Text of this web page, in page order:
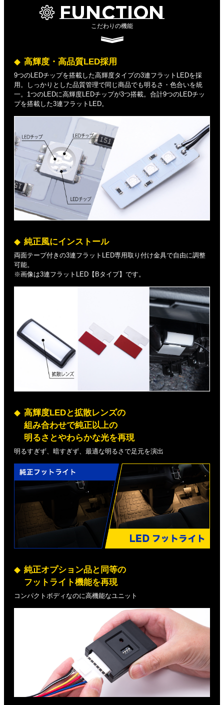
FUNCTION
こだわりの機能
高輝度・高品質LED採用
9つのLEDチップを搭載した高輝度タイプの3連フラットLEDを採
用。しっかりとした品質管理で同じ商品でも明るさ・色合いを統
一。1つのLEDに高輝度LEDチップが3つ搭載。合計9つのLEDチッ
プを搭載した3連フラットLED。
純正風にインストール
両面テープ付きの3連フラットLED専用取り付け金具で自由に調整
可能。
※画像は3連フラットLED【Bタイプ】です。
高輝度LEDと拡散レンズの
組み合わせで純正以上の
明るさとやわらかな光を再現
明るすぎず、暗すぎず、最適な明るさで足元を演出
純正オプション品と同等の
フットライト機能を再現
コンパクトボディなのに高機能なユニット